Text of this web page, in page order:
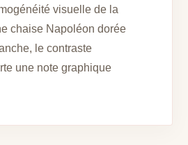
visuelle de la
chaise Napoléon dorée
le contraste
une note graphique